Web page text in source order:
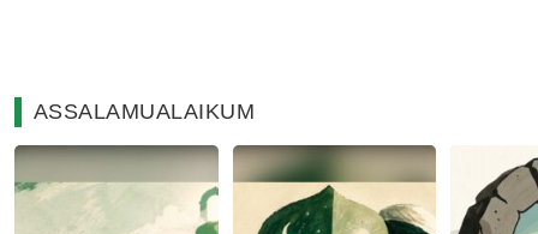
ASSALAMUALAIKUM